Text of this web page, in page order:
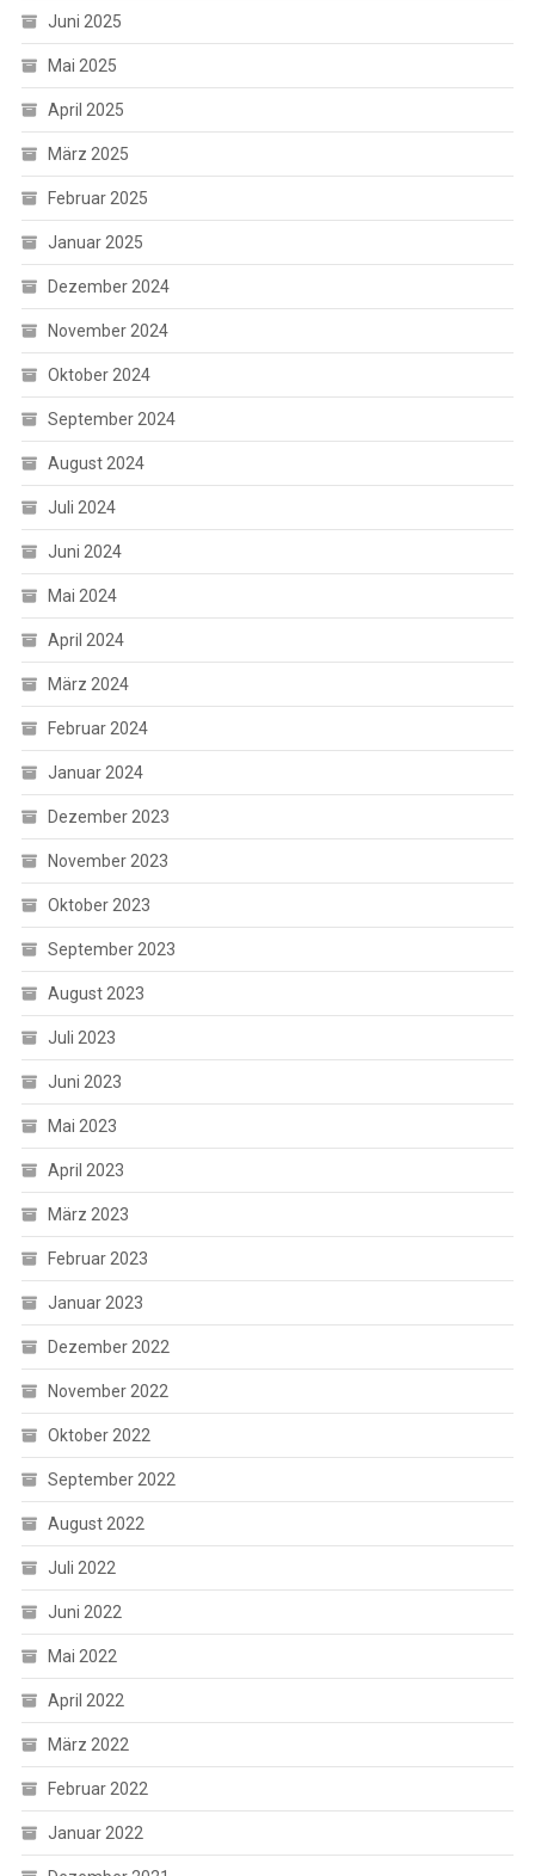
Juni 2025
Mai 2025
April 2025
März 2025
Februar 2025
Januar 2025
Dezember 2024
November 2024
Oktober 2024
September 2024
August 2024
Juli 2024
Juni 2024
Mai 2024
April 2024
März 2024
Februar 2024
Januar 2024
Dezember 2023
November 2023
Oktober 2023
September 2023
August 2023
Juli 2023
Juni 2023
Mai 2023
April 2023
März 2023
Februar 2023
Januar 2023
Dezember 2022
November 2022
Oktober 2022
September 2022
August 2022
Juli 2022
Juni 2022
Mai 2022
April 2022
März 2022
Februar 2022
Januar 2022